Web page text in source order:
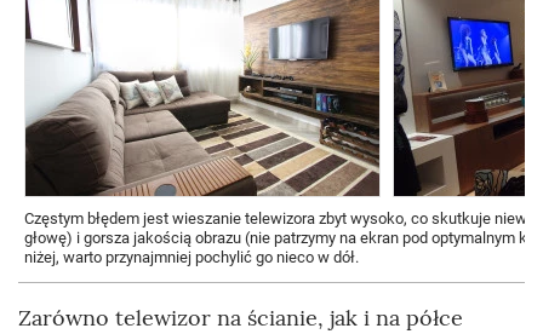
Częstym błędem jest wieszanie telewizora zbyt wysoko, co skutkuje
głowę) i gorsza jakością obrazu (nie patrzymy na ekran pod optymalnym
niżej, warto przynajmniej pochylić go nieco w dół.
Zarówno telewizor na ścianie, jak i na półce